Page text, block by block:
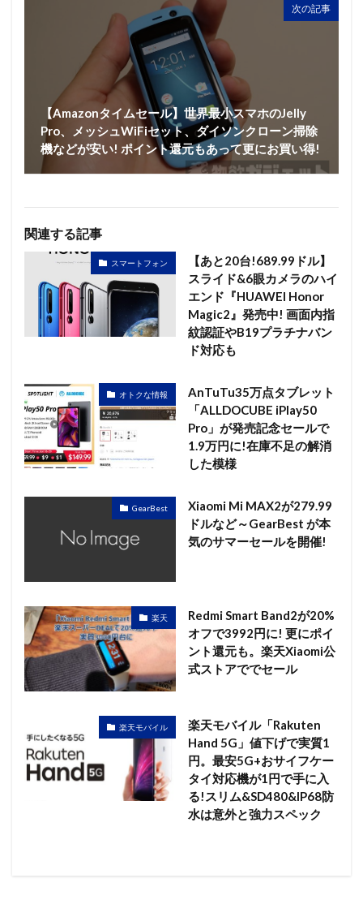
次の記事
【Amazonタイムセール】世界最小スマホのJelly
Pro、メッシュWiFiセット、ダイソンクローン掃除
機などが安い! ポイント還元もあって更にお買い得!
関連する記事
スマートフォン
【あと20台!689.99ドル】
スライド&6眼カメラのハイ
エンド『HUAWEI Honor
Magic2』発売中! 画面内指
紋認証やB19プラチナバン
ド対応も
オトクな情報
AnTuTu35万点タブレット
「ALLDOCUBE iPlay50
Pro」が発売記念セールで
1.9万円に!在庫不足の解消
した模様
GearBest
Xiaomi Mi MAX2が279.99
ドルなど～GearBest が本
気のサマーセールを開催!
楽天
Redmi Smart Band2が20%
オフで3992円に! 更にポイ
ント還元も。楽天Xiaomi公
式ストアででセール
楽天モバイル
楽天モバイル「Rakuten
Hand 5G」値下げで実質1
円。最安5G+おサイフケー
タイ対応機が1円で手に入
る!スリム&SD480&IP68防
水は意外と強力スペック